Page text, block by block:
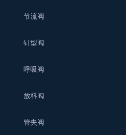
节流阀
针型阀
呼吸阀
放料阀
管夹阀